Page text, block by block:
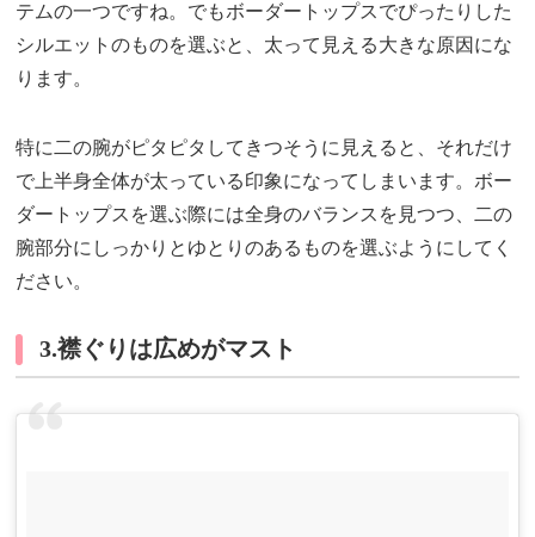
テムの一つですね。でもボーダートップスでぴったりした
シルエットのものを選ぶと、太って見える大きな原因にな
ります。
特に二の腕がピタピタしてきつそうに見えると、それだけ
で上半身全体が太っている印象になってしまいます。ボー
ダートップスを選ぶ際には全身のバランスを見つつ、二の
腕部分にしっかりとゆとりのあるものを選ぶようにしてく
ださい。
3.襟ぐりは広めがマスト